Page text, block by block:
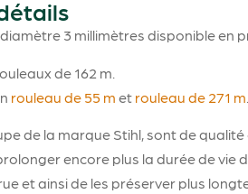
diamètre 3 millimètres disponible en
de 162 m.
rouleau de 55 m et rouleau de 271 m
de la marque Stihl, sont de
encore plus la durée de vie
et ainsi de les préserver plus